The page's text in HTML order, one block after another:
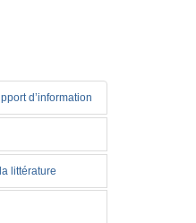
d’information
littérature